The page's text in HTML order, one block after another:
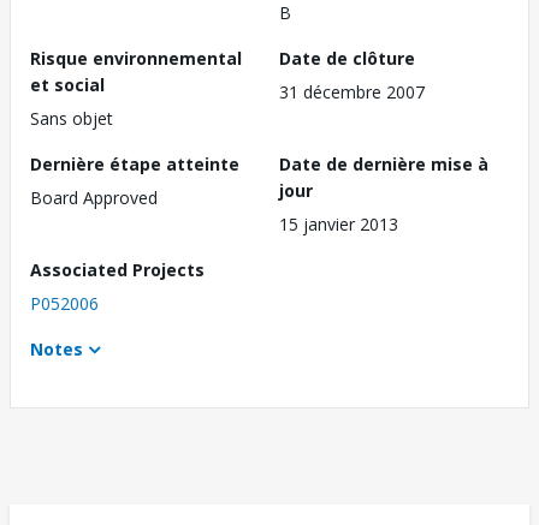
B
Risque environnemental
et social
Sans objet
Date de clôture
31 décembre 2007
Dernière étape atteinte
Board Approved
Date de dernière mise à
jour
15 janvier 2013
Associated Projects
P052006
Notes